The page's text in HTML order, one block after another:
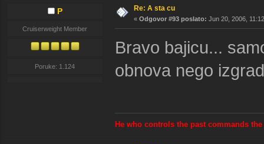
P
Cruiserweight Member
Poruke: 1.124
Re: A sta cu
« Odgovor #93 poslato: Jun 20, 2006,
Bravo bajicu...
obnova nego
He who controls the past commands